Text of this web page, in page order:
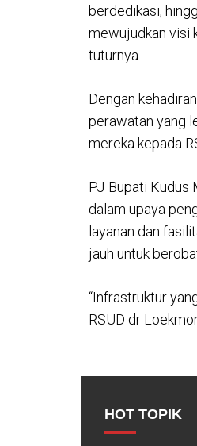
berdedikasi,
mewujudkan visi
tuturnya.
Dengan
perawatan yang
mereka kepada
PJ Bupati Kudus
dalam upaya
layanan dan
jauh untuk
“Infrastruktur
RSUD dr
HOT TOPIK